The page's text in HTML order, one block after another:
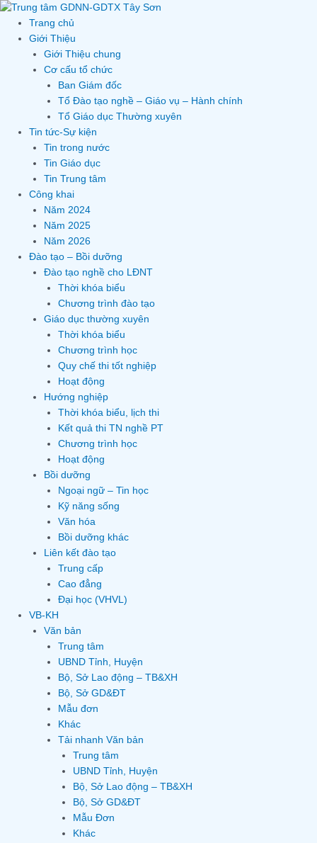
Skip
content
Trang chủ
Giới Thiệu
Giới Thiệu chung
Cơ cấu tổ chức
Ban Giám đốc
Tổ Đào tạo nghề – Giáo vụ – Hành chính
Tổ Giáo dục Thường xuyên
Tin tức-Sự kiện
Tin trong nước
Tin Giáo dục
Tin Trung tâm
Công khai
Năm 2024
Năm 2025
Năm 2026
Đào tạo – Bồi dưỡng
Đào tạo nghề cho LĐNT
Thời khóa biểu
Chương trình đào tạo
Giáo dục thường xuyên
Thời khóa biểu
Chương trình học
Quy chế thi tốt nghiệp
Hoạt động
Hướng nghiệp
Thời khóa biểu, lịch thi
Kết quả thi TN nghề PT
Chương trình học
Hoạt động
Bồi dưỡng
Ngoại ngữ – Tin học
Kỹ năng sống
Văn hóa
Bồi dưỡng khác
Liên kết đào tạo
Trung cấp
Cao đẳng
Đại học (VHVL)
VB-KH
Văn bản
Trung tâm
UBND Tỉnh, Huyện
Bộ, Sở Lao động – TB&XH
Bộ, Sở GD&ĐT
Mẫu đơn
Khác
Tải nhanh Văn bản
Trung tâm
UBND Tỉnh, Huyện
Bộ, Sở Lao động – TB&XH
Bộ, Sở GD&ĐT
Mẫu Đơn
Khác